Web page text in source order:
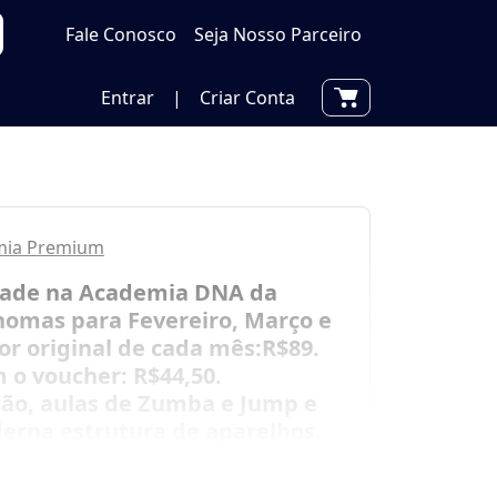
Fale Conosco Seja Nosso Parceiro
Entrar | Criar Conta
Premium
na Academia DNA da
para Fevereiro, Março e
original de cada mês:R$89.
o voucher: R$44,50.